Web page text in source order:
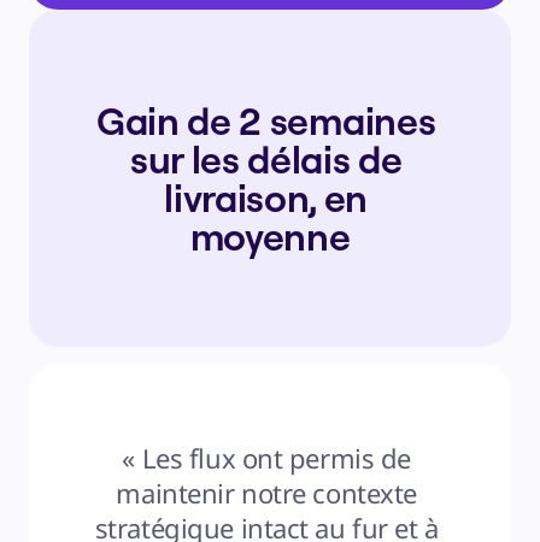
Gain de 2 semaines
sur les délais de
livraison, en
moyenne
« Les flux ont permis de
maintenir notre contexte
stratégique intact au fur et à